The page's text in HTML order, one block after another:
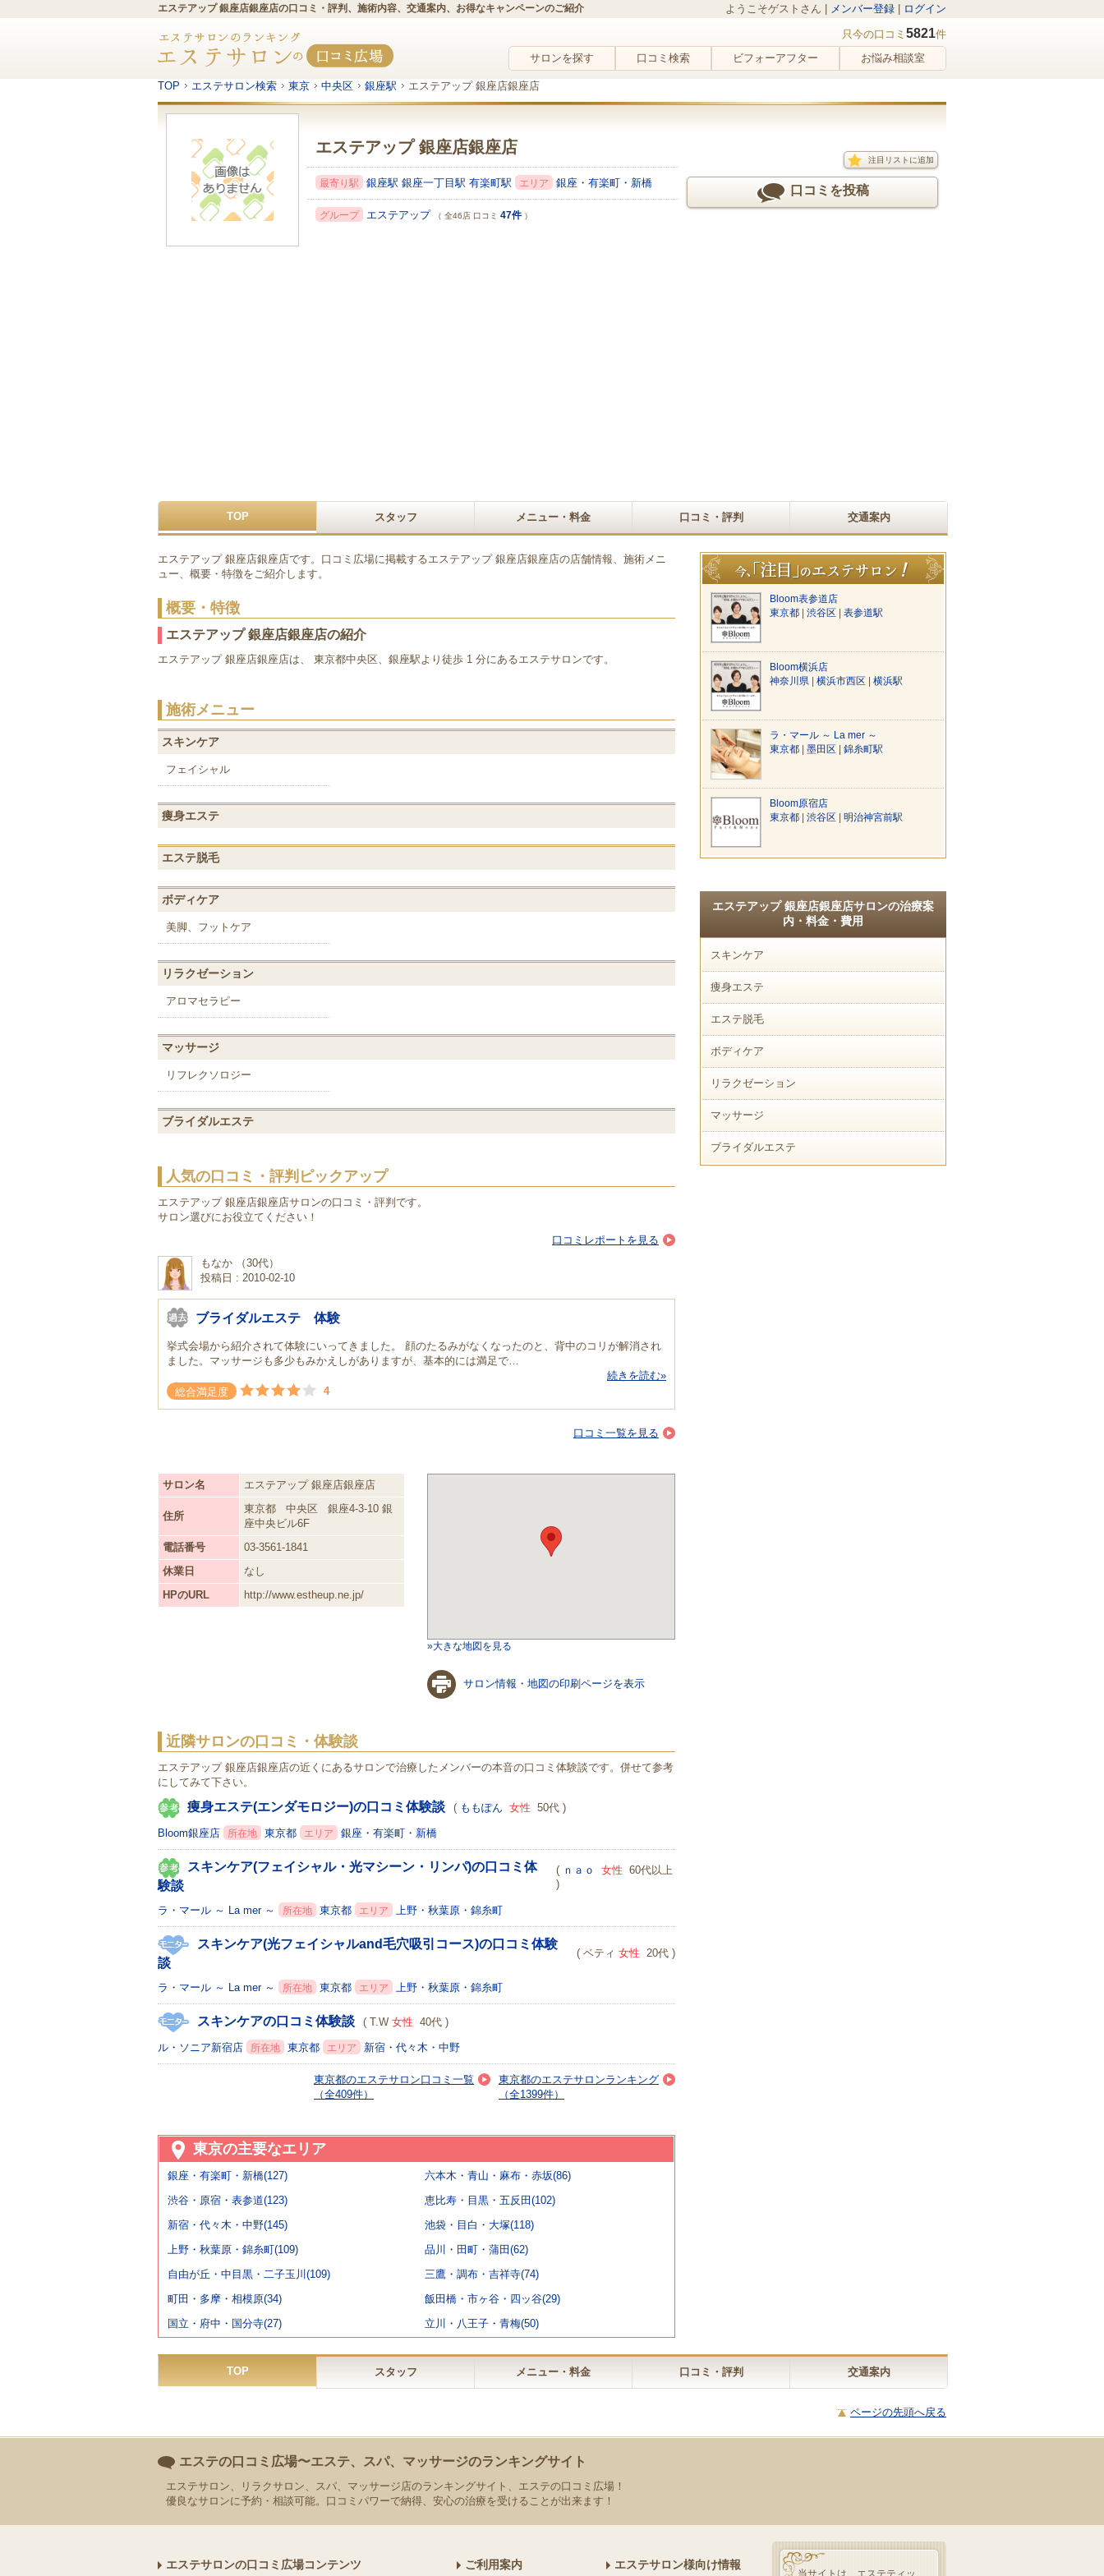
エステアップ 銀座店銀座店の口コミ・評判、施術内容、交通案内、お得なキャンペーンのご紹介 ようこそゲストさん | メンバー登録 ログイン
只今の口コミ 5821件
サロンを探す
口コミ検索 ビフォーアフター お悩み相談室
TOP エステサロン検索 東京 中央区 銀座駅 エステアップ 銀座店銀座店
エステアップ 銀座店銀座店
最寄り駅 銀座駅 銀座一丁目駅 有楽町駅 エリア 銀座・有楽町・新橋
グループ エステアップ （ 全46店 口コミ 47件 ）
注目リストに追加
口コミを投稿
TOP スタッフ メニュー・料金 口コミ・評判 交通案内
エステアップ 銀座店銀座店です。口コミ広場に掲載するエステアップ 銀座店銀座店の店舗情報、施術メニ
ュー、概要・特徴をご紹介します。
概要・特徴
エステアップ 銀座店銀座店の紹介
エステアップ 銀座店銀座店は、 東京都中央区、銀座駅より徒歩 1 分にあるエステサロンです。
施術メニュー
スキンケア
フェイシャル
痩身エステ
エステ脱毛
ボディケア
美脚、フットケア
リラクゼーション
アロマセラピー
マッサージ
リフレクソロジー
ブライダルエステ
人気の口コミ・評判ピックアップ
エステアップ 銀座店銀座店サロンの口コミ・評判です。
サロン選びにお役立てください！
口コミレポートを見る
もなか （30代）
投稿日 : 2010-02-10
ブライダルエステ 体験
挙式会場から紹介されて体験にいってきました。 顔のたるみがなくなったのと、背中のコリが解消され
ました。マッサージも多少もみかえしがありますが、基本的には満足で…
続きを読む»
総合満足度
4
口コミ一覧を見る
サロン名 エステアップ 銀座店銀座店
住所
東京都 中央区
銀座4-3-10 銀
座中央ビル6F
電話番号
03-3561-1841
休業日
なし
HPのURL
http://www.estheup.ne.jp/
»大きな地図を見る
サロン情報・地図の印刷ページを表示
近隣サロンの口コミ・体験談
エステアップ 銀座店銀座店の近くにあるサロンで治療したメンバーの本音の口コミ体験談です。併せて参考
にしてみて下さい。
痩身エステ(エンダモロジー)の口コミ体験談 ( ももぽん 女性 50代 )
Bloom銀座店 所在地 東京都 エリア 銀座・有楽町・新橋
スキンケア(フェイシャル・光マシーン・リンパ)の口コミ体
験談
( ｎａｏ 女性 60代以上
)
ラ・マール ～ La mer ～ 所在地 東京都 エリア 上野・秋葉原・錦糸町
スキンケア(光フェイシャルand毛穴吸引コース)の口コミ体験
談
( ベティ 女性 20代 )
ラ・マール ～ La mer ～ 所在地 東京都 エリア 上野・秋葉原・錦糸町
スキンケアの口コミ体験談 ( T.W 女性 40代 )
ル・ソニア新宿店 所在地 東京都 エリア 新宿・代々木・中野
東京都のエステサロンランキング
（全1399件）
東京都のエステサロン口コミ一覧
（全409件）
東京の主要なエリア
銀座・有楽町・新橋(127)
六本木・青山・麻布・赤坂(86)
渋谷・原宿・表参道(123)
恵比寿・目黒・五反田(102)
新宿・代々木・中野(145)
池袋・目白・大塚(118)
上野・秋葉原・錦糸町(109)
品川・田町・蒲田(62)
自由が丘・中目黒・二子玉川(109)
三鷹・調布・吉祥寺(74)
町田・多摩・相模原(34)
飯田橋・市ヶ谷・四ッ谷(29)
国立・府中・国分寺(27)
立川・八王子・青梅(50)
Bloom表参道店
東京都
渋谷区 表参道駅
Bloom横浜店
神奈川県
横浜市西区 横浜駅
ラ・マール ～ La mer ～
東京都
墨田区 錦糸町駅
Bloom原宿店
東京都
渋谷区 明治神宮前駅
エステアップ 銀座店銀座店サロンの治療案
内・料金・費用
スキンケア
痩身エステ
エステ脱毛
ボディケア
リラクゼーション
マッサージ
ブライダルエステ
TOP スタッフ メニュー・料金 口コミ・評判 交通案内
ページの先頭へ戻る
エステの口コミ広場〜エステ、スパ、マッサージのランキングサイト
エステサロン、リラクサロン、スパ、マッサージ店のランキングサイト、エステの口コミ広場！
優良なサロンに予約・相談可能。口コミパワーで納得、安心の治療を受けることが出来ます！
エステサロンの口コミ広場コンテンツ ご利用案内 エステサロン様向け情報
当サイトは、エステティッ